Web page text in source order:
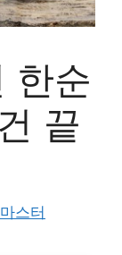
한순
끝
스터